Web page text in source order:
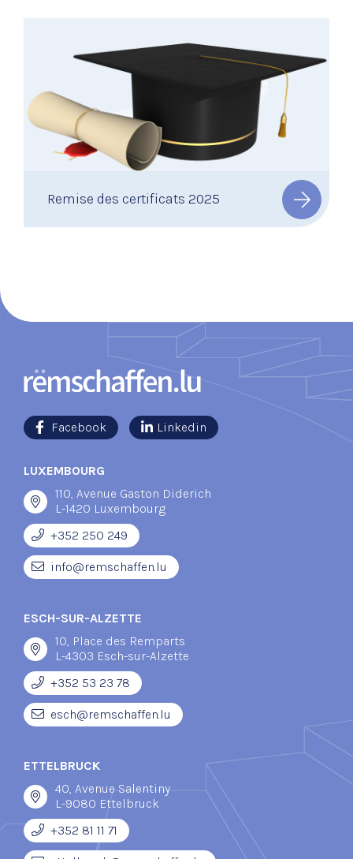
Remise des certificats 2025
Facebook Linkedin
LUXEMBOURG
110, Avenue Gaston Diderich
L-1420 Luxembourg
+352 250 249
info@remschaffen.lu
ESCH-SUR-ALZETTE
10, Place des Remparts
L-4303 Esch-sur-Alzette
+352 53 23 78
esch@remschaffen.lu
ETTELBRUCK
40, Avenue Salentiny
L-9080 Ettelbruck
+352 81 11 71